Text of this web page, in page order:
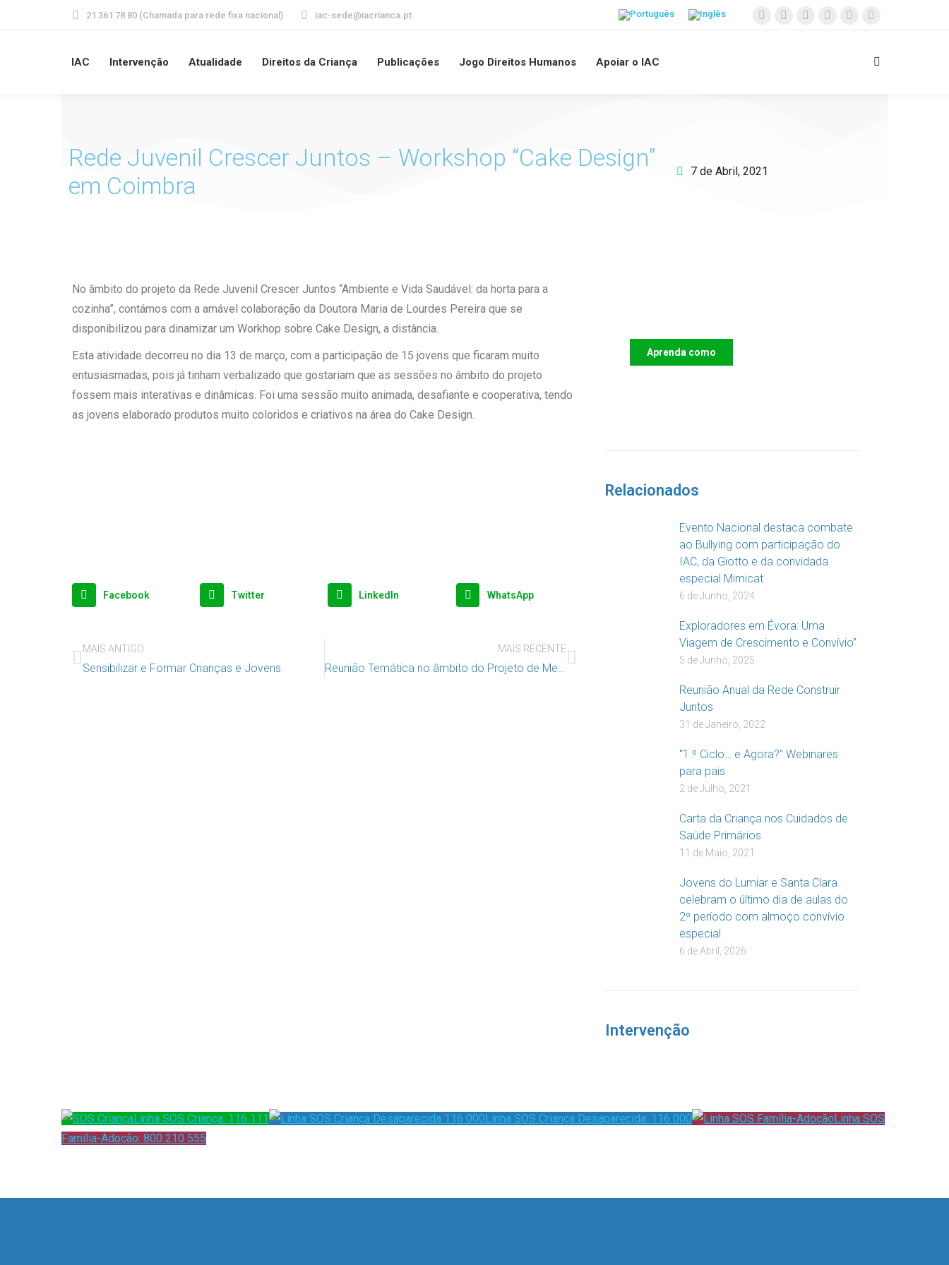
21 361 78 80 (Chamada para rede fixa nacional) iac-sede@iacrianca.pt
IAC Intervenção Atualidade Direitos da Criança Publicações Jogo Direitos Humanos Apoiar o IAC
Rede Juvenil Crescer Juntos – Workshop “Cake Design”
em Coimbra
7 de Abril, 2021
No âmbito do projeto da Rede Juvenil Crescer Juntos “Ambiente e Vida Saudável: da horta para a
cozinha”, contámos com a amável colaboração da Doutora Maria de Lourdes Pereira que se
disponibilizou para dinamizar um Workhop sobre Cake Design, a distância.
Esta atividade decorreu no dia 13 de março, com a participação de 15 jovens que ficaram muito
entusiasmadas, pois já tinham verbalizado que gostariam que as sessões no âmbito do projeto
fossem mais interativas e dinâmicas. Foi uma sessão muito animada, desafiante e cooperativa, tendo
as jovens elaborado produtos muito coloridos e criativos na área do Cake Design.
Facebook Twitter LinkedIn WhatsApp
MAIS ANTIGO
Sensibilizar e Formar Crianças e Jovens
MAIS RECENTE
Aprenda como
Relacionados
Evento Nacional destaca combate
ao Bullying com participação do
IAC, da Giotto e da convidada
especial Mimicat
6 de Junho, 2024
Exploradores em Évora: Uma
Viagem de Crescimento e Convívio”
5 de Junho, 2025
Reunião Anual da Rede Construir
Juntos
31 de Janeiro, 2022
“1.º Ciclo… e Agora?” Webinares
para pais
2 de Julho, 2021
Carta da Criança nos Cuidados de
Saúde Primários
11 de Maio, 2021
Jovens do Lumiar e Santa Clara
celebram o último dia de aulas do
2º período com almoço convívio
especial
6 de Abril, 2026
Intervenção
Linha SOS Criança: 116 111 Linha SOS Criança Desaparecida: 116 000
Linha SOS
Família-Adoção: 800 210 555